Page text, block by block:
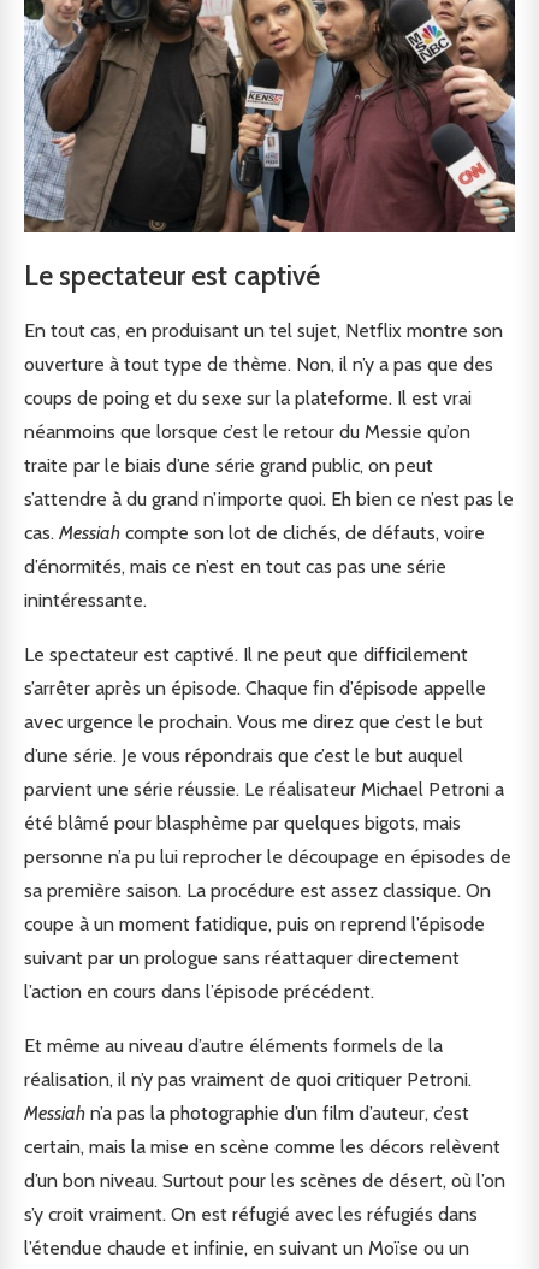
Le spectateur est captivé
En tout cas, en produisant un tel sujet, Netflix montre son
ouverture à tout type de thème. Non, il n’y a pas que des
coups de poing et du sexe sur la plateforme. Il est vrai
néanmoins que lorsque c’est le retour du Messie qu’on
traite par le biais d’une série grand public, on peut
s’attendre à du grand n’importe quoi. Eh bien ce n’est pas le
cas. Messiah compte son lot de clichés, de défauts, voire
d’énormités, mais ce n’est en tout cas pas une série
inintéressante.
Le spectateur est captivé. Il ne peut que difficilement
s’arrêter après un épisode. Chaque fin d’épisode appelle
avec urgence le prochain. Vous me direz que c’est le but
d’une série. Je vous répondrais que c’est le but auquel
parvient une série réussie. Le réalisateur Michael Petroni a
été blâmé pour blasphème par quelques bigots, mais
personne n’a pu lui reprocher le découpage en épisodes de
sa première saison. La procédure est assez classique. On
coupe à un moment fatidique, puis on reprend l’épisode
suivant par un prologue sans réattaquer directement
l’action en cours dans l’épisode précédent.
Et même au niveau d’autre éléments formels de la
réalisation, il n’y pas vraiment de quoi critiquer Petroni.
Messiah n’a pas la photographie d’un film d’auteur, c’est
certain, mais la mise en scène comme les décors relèvent
d’un bon niveau. Surtout pour les scènes de désert, où l’on
s’y croit vraiment. On est réfugié avec les réfugiés dans
l’étendue chaude et infinie, en suivant un Moïse ou un